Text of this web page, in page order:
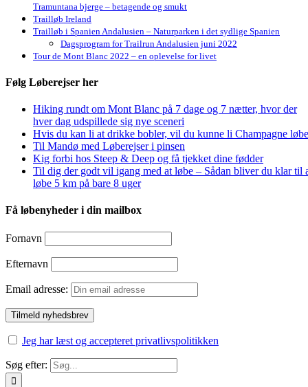
Tramuntana bjerge – betagende og smukt
Trailløb Ireland
Trailløb i Spanien Andalusien – Naturparken i det sydlige Spanien
Dagsprogram for Trailrun Andalusien juni 2022
Tour de Mont Blanc 2022 – en oplevelse for livet
Følg Løberejser her
Hiking rundt om Mont Blanc på 7 dage og 7 nætter, hvor der
hver dag udspillede sig nye sceneri
Hvis du kan li at drikke bobler, vil du kunne li Champagne
Til Mandø med Løberejser i pinsen
Kig forbi hos Steep & Deep og få tjekket dine fødder
Til dig der godt vil igang med at løbe – Sådan bliver du klar til
løbe 5 km på bare 8 uger
Få løbenyheder i din mailbox
Fornavn
Efternavn
Email adresse:
Jeg har læst og accepteret privatlivspolitikken
Søg efter: